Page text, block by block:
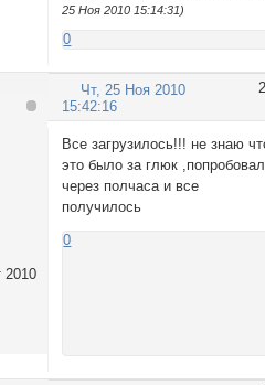
25 Ноя 2010 15:14:31)
0
2
Чт, 25 Ноя 2010
15:42:16
2010
Все загрузилось!!! не знаю
это было за глюк
через полчаса и все
получилось
0